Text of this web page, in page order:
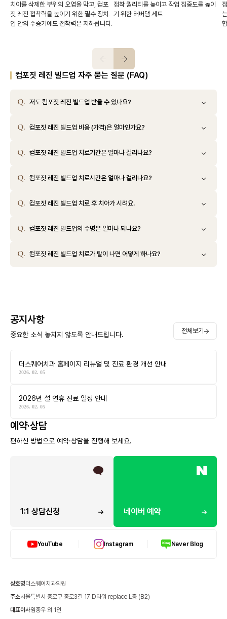
치아를 삭제한 부위의 오염을 막고, 컴포
짓 레진 접착력을 높이기 위한 필수 장치.
입 안의 수증기에도 접착력은 저하됩니다.
접착 퀄리티를 높이고 작업 집중도를 높이
기 위한 러버댐 세트
컴포짓 레진 빌드업 자주 묻는 질문 (FAQ)
저도 컴포짓 레진 빌드업 받을 수 있나요?
컴포짓 레진 빌드업 비용 (가격)은 얼마인가요?
컴포짓 레진 빌드업 치료기간은 얼마나 걸리나요?
컴포짓 레진 빌드업 치료시간은 얼마나 걸리나요?
컴포짓 레진 빌드업 치료 후 치아가 시려요.
컴포짓 레진 빌드업의 수명은 얼마나 되나요?
컴포짓 레진 빌드업 치료가 탈이 나면 어떻게 하나요?
공지사항
중요한 소식 놓치지 않도록 안내드립니다. 전체보기
더스퀘어치과 홈페이지 리뉴얼 및 진료 환경 개선 안내
2026. 02. 05
2026년 설 연휴 진료 일정 안내
2026. 02. 05
예약·상담
편하신 방법으로 예약·상담을 진행해 보세요.
1:1 상담신청 네이버 예약
YouTube Instagram Naver Blog
상호명더스퀘어치과의원
주소서울특별시 종로구 종로3길 17 D타워 replace L층 (B2)
대표이사임종우 외 1인